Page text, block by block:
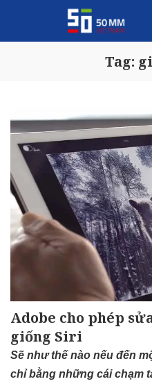
Tag:
Adobe cho phép
giống Siri
Sẽ như thế nào nếu đến
chỉ bằng những cái chạm